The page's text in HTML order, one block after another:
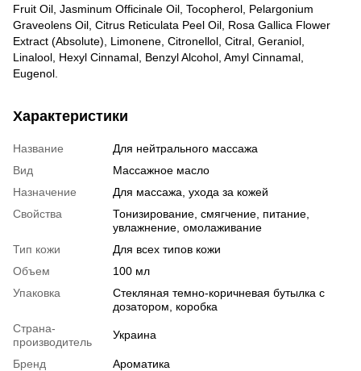
Fruit Oil, Jasminum Officinale Oil, Tocopherol, Pelargonium
Graveolens Oil, Citrus Reticulata Peel Oil, Rosa Gallica Flower
Extract (Absolute), Limonene, Citronellol, Citral, Geraniol,
Linalool, Hexyl Cinnamal, Benzyl Alcohol, Amyl Cinnamal,
Eugenol.
Характеристики
Название
Для нейтрального массажа
Вид
Массажное масло
Назначение
Для массажа, ухода за кожей
Свойства
Тонизирование, смягчение, питание,
увлажнение, омолаживание
Тип кожи
Для всех типов кожи
Объем
100 мл
Упаковка
Стекляная темно-коричневая бутылка с
дозатором, коробка
Страна-
производитель
Украина
Бренд
Ароматика